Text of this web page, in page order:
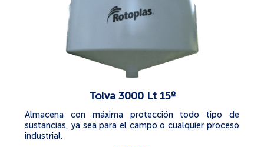
Tolva 3000 Lt 15º
Almacena con máxima protección todo tipo de
sustancias, ya sea para el campo o cualquier proceso
industrial.